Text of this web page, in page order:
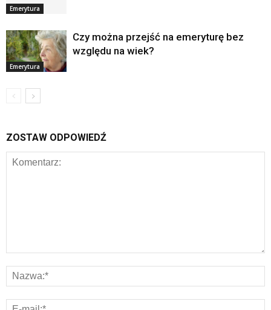
Emerytura
Emerytura
Czy można przejść na emeryturę bez
względu na wiek?
ZOSTAW ODPOWIEDŹ